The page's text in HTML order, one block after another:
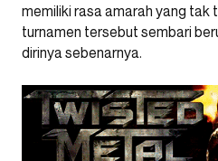
memiliki rasa amarah yang tak
turnamen tersebut sembari
dirinya sebenarnya.